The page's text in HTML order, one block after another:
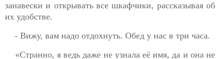
занавески и открывать все шкафчики, рассказывая об
их удобстве.
- Вижу, вам надо отдохнуть. Обед у нас в три часа.
«Странно, я ведь даже не узнала её имя, да и она не